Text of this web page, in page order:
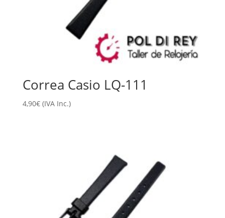
Correa Casio LQ-111
4,90€ (IVA Inc.)